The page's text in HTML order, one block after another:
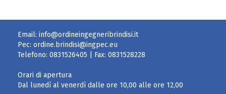
Email: info@ordineingegneribrindisi.it
Pec: ordine.brindisi@ingpec.eu
Telefono: 0831526405 | Fax: 0831528228
Orari di apertura
Dal lunedì al venerdì dalle ore 10,00 alle ore 12,00